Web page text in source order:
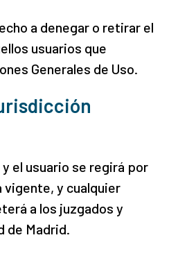
a denegar o retirar el
usuarios que
Generales de Uso.
el usuario se regirá por
vigente, y cualquier
a los juzgados y
de Madrid.